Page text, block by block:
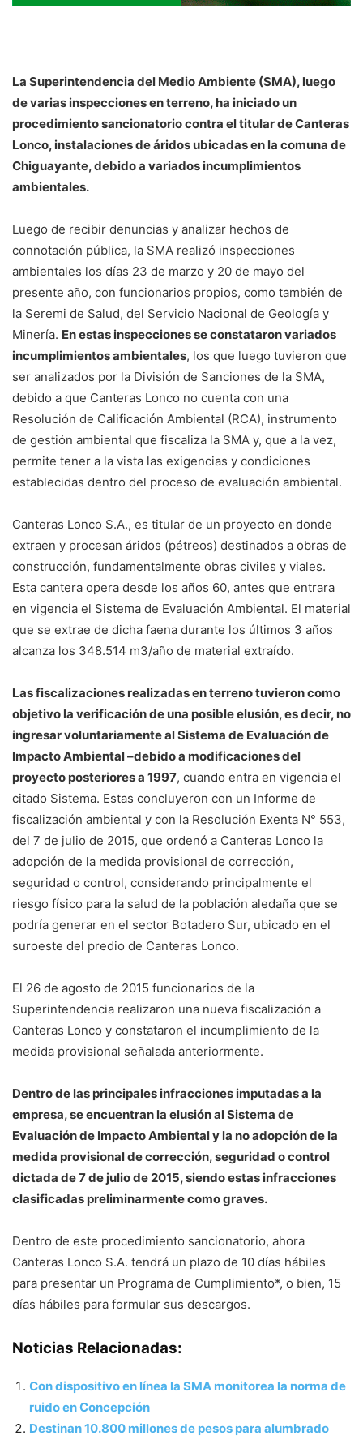
La Superintendencia del Medio Ambiente (SMA), luego
de varias inspecciones en terreno, ha iniciado un
procedimiento sancionatorio contra el titular de Canteras
Lonco, instalaciones de áridos ubicadas en la comuna de
Chiguayante, debido a variados incumplimientos
ambientales.
Luego de recibir denuncias y analizar hechos de
connotación pública, la SMA realizó inspecciones
ambientales los días 23 de marzo y 20 de mayo del
presente año, con funcionarios propios, como también de
la Seremi de Salud, del Servicio Nacional de Geología y
Minería. En estas inspecciones se constataron variados
incumplimientos ambientales, los que luego tuvieron que
ser analizados por la División de Sanciones de la SMA,
debido a que Canteras Lonco no cuenta con una
Resolución de Calificación Ambiental (RCA), instrumento
de gestión ambiental que fiscaliza la SMA y, que a la vez,
permite tener a la vista las exigencias y condiciones
establecidas dentro del proceso de evaluación ambiental.
Canteras Lonco S.A., es titular de un proyecto en donde
extraen y procesan áridos (pétreos) destinados a obras de
construcción, fundamentalmente obras civiles y viales.
Esta cantera opera desde los años 60, antes que entrara
en vigencia el Sistema de Evaluación Ambiental. El material
que se extrae de dicha faena durante los últimos 3 años
alcanza los 348.514 m3/año de material extraído.
Las fiscalizaciones realizadas en terreno tuvieron como
objetivo la verificación de una posible elusión, es decir, no
ingresar voluntariamente al Sistema de Evaluación de
Impacto Ambiental –debido a modificaciones del
proyecto posteriores a 1997, cuando entra en vigencia el
citado Sistema. Estas concluyeron con un Informe de
fiscalización ambiental y con la Resolución Exenta N° 553,
del 7 de julio de 2015, que ordenó a Canteras Lonco la
adopción de la medida provisional de corrección,
seguridad o control, considerando principalmente el
riesgo físico para la salud de la población aledaña que se
podría generar en el sector Botadero Sur, ubicado en el
suroeste del predio de Canteras Lonco.
El 26 de agosto de 2015 funcionarios de la
Superintendencia realizaron una nueva fiscalización a
Canteras Lonco y constataron el incumplimiento de la
medida provisional señalada anteriormente.
Dentro de las principales infracciones imputadas a la
empresa, se encuentran la elusión al Sistema de
Evaluación de Impacto Ambiental y la no adopción de la
medida provisional de corrección, seguridad o control
dictada de 7 de julio de 2015, siendo estas infracciones
clasificadas preliminarmente como graves.
Dentro de este procedimiento sancionatorio, ahora
Canteras Lonco S.A. tendrá un plazo de 10 días hábiles
para presentar un Programa de Cumplimiento*, o bien, 15
días hábiles para formular sus descargos.
Noticias Relacionadas:
Con dispositivo en línea la SMA monitorea la norma de
ruido en Concepción
Destinan 10.800 millones de pesos para alumbrado